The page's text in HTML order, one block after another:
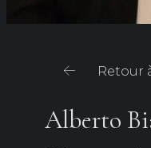
Retour
Alberto